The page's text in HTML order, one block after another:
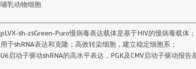
哺乳动物细胞
pLVX-sh-zsGreen-Puro慢病毒表达载体是基于HIV的慢病毒载体；
用于shRNA表达和克隆；高效转染细胞，建立稳定细胞系；
U6启动子驱动shRNA的高水平表达，PGK及CMV启动子驱动报告